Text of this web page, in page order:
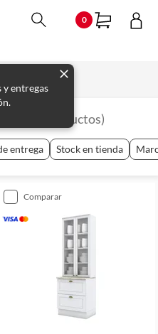
0
entregas
productos)
entrega Stock en tienda
comparar